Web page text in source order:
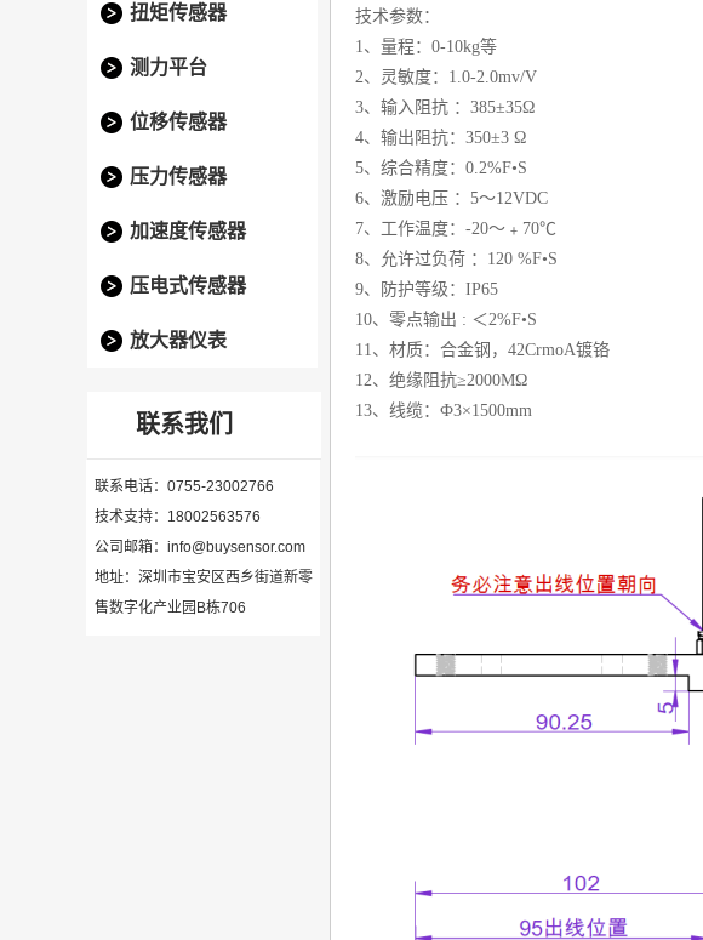
扭矩传感器
测力平台
位移传感器
压力传感器
加速度传感器
压电式传感器
放大器仪表
联系我们
联系电话：0755-23002766
技术支持：18002563576
公司邮箱：info@buysensor.com
地址：深圳市宝安区西乡街道新零
售数字化产业园B栋706
技术参数：
1、量程：0-10kg等
2、灵敏度：1.0-2.0mv/V
3、输入阻抗 ：385±35Ω
4、输出阻抗：350±3 Ω
5、综合精度：0.2%F•S
6、激励电压 ：5～12VDC
7、工作温度：-20～﹢70℃
8、允许过负荷 ：120 %F•S
9、防护等级：IP65
10、零点输出 : ＜2%F•S
11、材质：合金钢，42CrmoA镀铬
12、绝缘阻抗≥2000MΩ
13、线缆：Ф3×1500mm